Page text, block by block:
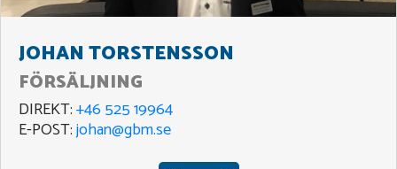
JOHAN TORSTENSSON
FÖRSÄLJNING
DIREKT:+46 525 19964
E-POST:johan@gbm.se